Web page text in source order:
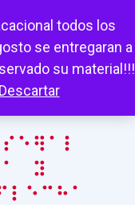
todos los
se entregaran a
su material!!!
Descartar
Escuchar
y